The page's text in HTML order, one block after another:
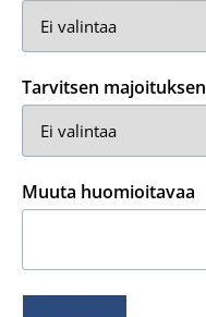
Tarvitsen majoituksen
Muuta huomioitavaa